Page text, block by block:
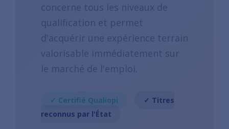
concerne tous les niveaux de
qualification et permet
d'acquérir une expérience terrain
valorisable immédiatement sur
le marché de l'emploi.
✓ Certifié Qualiopi
✓ Titres
reconnus par l'État